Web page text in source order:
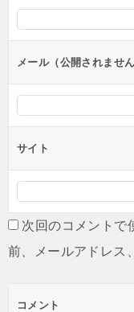
シ
ンメール（公開されませ
サイト
次回のコメントで
前、メールアドレス
コメント